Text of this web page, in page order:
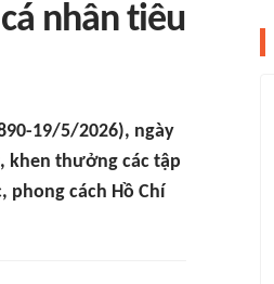
nhân tiêu
19/5/2026), ngày
khen thưởng các tập
cách Hồ Chí